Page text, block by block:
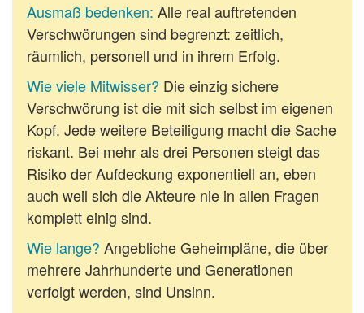
Ausmaß bedenken: Alle real auftretenden
Verschwörungen sind begrenzt: zeitlich,
räumlich, personell und in ihrem Erfolg.
Wie viele Mitwisser? Die einzig sichere
Verschwörung ist die mit sich selbst im eigenen
Kopf. Jede weitere Beteiligung macht die Sache
riskant. Bei mehr als drei Personen steigt das
Risiko der Aufdeckung exponentiell an, eben
auch weil sich die Akteure nie in allen Fragen
komplett einig sind.
Wie lange? Angebliche Geheimpläne, die über
mehrere Jahrhunderte und Generationen
verfolgt werden, sind Unsinn.